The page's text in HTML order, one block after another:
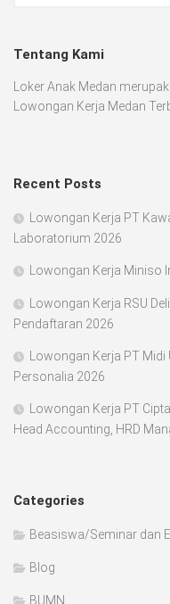
Tentang Kami
Loker Anak Medan
Lowongan Kerja Medan
Recent Posts
Lowongan Kerja PT
Laboratorium 2026
Lowongan Kerja Miniso
Lowongan Kerja RSU
Pendaftaran 2026
Lowongan Kerja PT
Personalia 2026
Lowongan Kerja PT
Head Accounting, HRD
Categories
Beasiswa/Seminar dan
Blog
BUMN